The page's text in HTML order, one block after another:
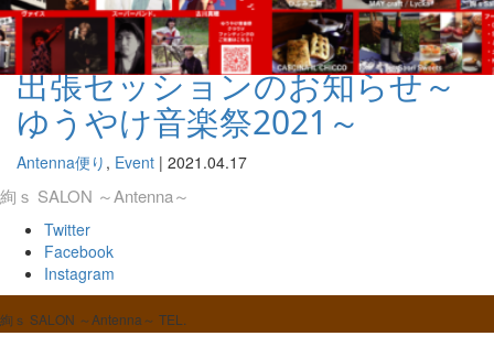
出張セッションのお知らせ～
ゆうやけ音楽祭2021～
Antenna便り , Event | 2021.04.17
絢ｓ SALON ～Antenna～
Twitter
Facebook
Instagram
絢ｓ SALON ～Antenna～ TEL.